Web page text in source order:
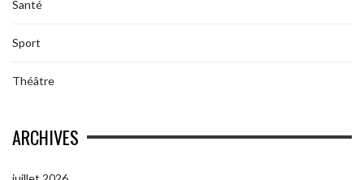
Santé
Sport
Théâtre
ARCHIVES